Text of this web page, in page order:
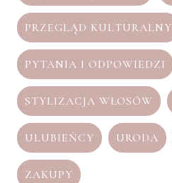
PRZEGLĄD KULTURALNY
PYTANIA I ODPOWIEDZI
STYLIZACJA WŁOSÓW
ULUBIEŃCY URODA
ZAKUPY